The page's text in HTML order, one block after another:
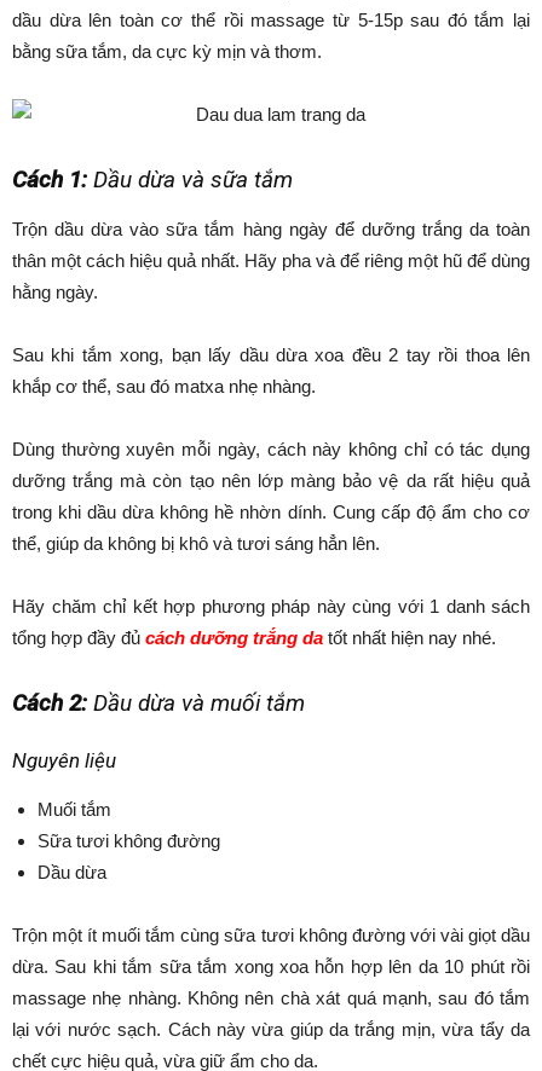
dầu dừa lên toàn cơ thể rồi massage từ 5-15p sau đó tắm lại
bằng sữa tắm, da cực kỳ mịn và thơm.
Cách 1: Dầu dừa và sữa tắm
Trộn dầu dừa vào sữa tắm hàng ngày để dưỡng trắng da toàn
thân một cách hiệu quả nhất. Hãy pha và để riêng một hũ để dùng
hằng ngày.
Sau khi tắm xong, bạn lấy dầu dừa xoa đều 2 tay rồi thoa lên
khắp cơ thể, sau đó matxa nhẹ nhàng.
Dùng thường xuyên mỗi ngày, cách này không chỉ có tác dụng
dưỡng trắng mà còn tạo nên lớp màng bảo vệ da rất hiệu quả
trong khi dầu dừa không hề nhờn dính. Cung cấp độ ẩm cho cơ
thể, giúp da không bị khô và tươi sáng hẳn lên.
Hãy chăm chỉ kết hợp phương pháp này cùng với 1 danh sách
tổng hợp đầy đủ cách dưỡng trắng da tốt nhất hiện nay nhé.
Cách 2: Dầu dừa và muối tắm
Nguyên liệu
Muối tắm
Sữa tươi không đường
Dầu dừa
Trộn một ít muối tắm cùng sữa tươi không đường với vài giọt dầu
dừa. Sau khi tắm sữa tắm xong xoa hỗn hợp lên da 10 phút rồi
massage nhẹ nhàng. Không nên chà xát quá mạnh, sau đó tắm
lại với nước sạch. Cách này vừa giúp da trắng mịn, vừa tẩy da
chết cực hiệu quả, vừa giữ ẩm cho da.